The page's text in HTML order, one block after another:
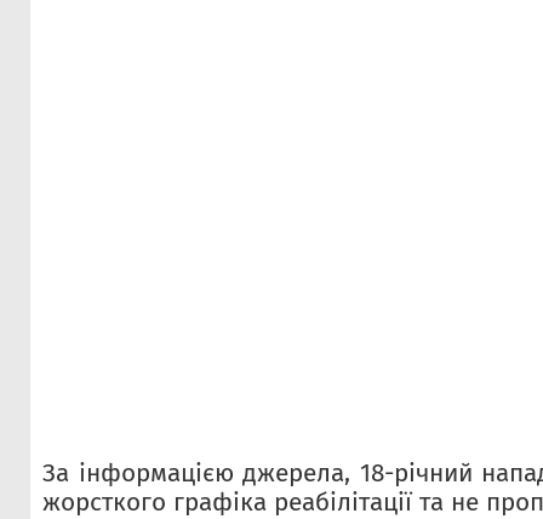
За інформацією джерела, 18-річний
жорсткого графіка реабілітації та не